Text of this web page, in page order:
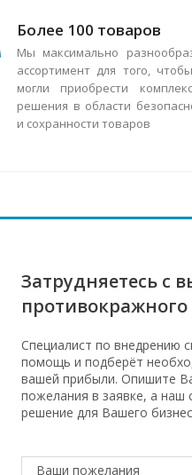
Более 100 товаров
Мы максимально
ассортимент для того,
могли приобрести
решения в области
и сохранности товаров
Затрудняетесь с
Специалист по внедрению
помощь и подберёт
вашей прибыли. Опишите
пожелания в заявке, а наш
решение для Вашего